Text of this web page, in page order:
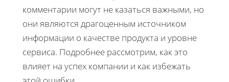
комментарии могут не казаться важными, но
они являются драгоценным источником
информации о качестве продукта и уровне
сервиса. Подробнее рассмотрим, как это
влияет на успех компании и как избежать